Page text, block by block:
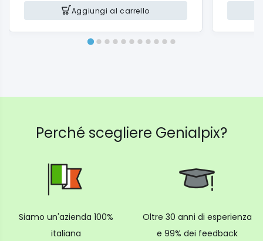
Aggiungi al carrello
Perché scegliere Genialpix?
Siamo un'azienda 100%
italiana
Oltre 30 anni di esperienza
e 99% dei feedback